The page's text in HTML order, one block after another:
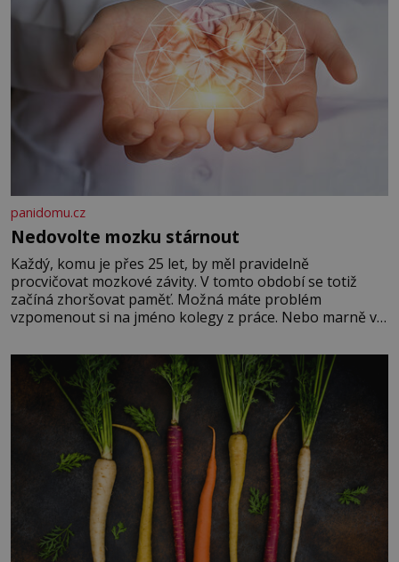
panidomu.cz
Nedovolte mozku stárnout
Každý, komu je přes 25 let, by měl pravidelně
procvičovat mozkové závity. V tomto období se totiž
začíná zhoršovat paměť. Možná máte problém
vzpomenout si na jméno kolegy z práce. Nebo marně v
Je to opravdu tak, s věkem jako kdyby se paměť
rozhodla stávkovat. Cvičte